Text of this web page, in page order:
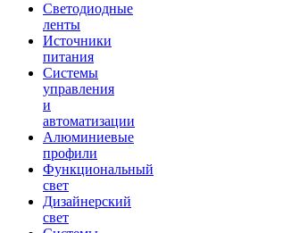
Светодиодные
ленты
Источники
питания
Системы
управления
и
автоматизации
Алюминиевые
профили
Функциональный
свет
Дизайнерский
свет